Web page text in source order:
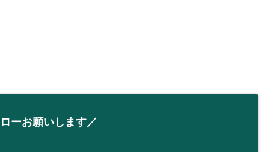
ーお願いします／